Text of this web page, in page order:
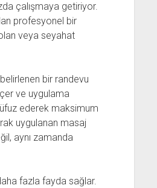
çalışmaya getiriyor.
profesyonel bir
veya seyahat
bir randevu
ve uygulama
ederek maksimum
uygulanan masaj
aynı zamanda
fazla fayda sağlar.